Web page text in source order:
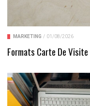
MARKETING / 01/08/2026
Formats Carte De